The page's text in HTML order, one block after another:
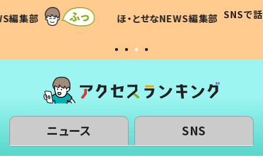
編集部
作り続ける理由とは #令和の親
#令和の子
SNSで話題 ほ・とせなNEWS編集部
「涙
い」
ニュース SNS